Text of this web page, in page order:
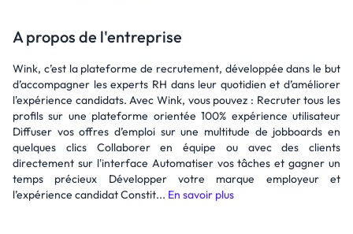
A propos de l'entreprise
Wink, c’est la plateforme de recrutement, développée dans le but
d’accompagner les experts RH dans leur quotidien et d’améliorer
l'expérience candidats. Avec Wink, vous pouvez : Recruter tous les
profils sur une plateforme orientée 100% expérience utilisateur
Diffuser vos offres d’emploi sur une multitude de jobboards en
quelques clics Collaborer en équipe ou avec des clients
directement sur l'interface Automatiser vos tâches et gagner un
temps précieux Développer votre marque employeur et
l’expérience candidat Constit... En savoir plus